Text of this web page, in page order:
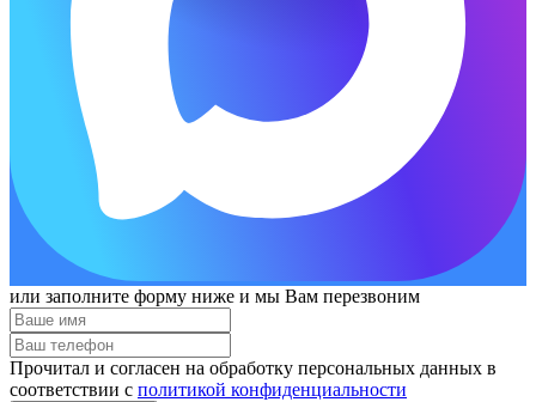
или заполните форму ниже и мы Вам перезвоним
Прочитал и согласен на обработку персональных данных в
соответствии с политикой конфиденциальности